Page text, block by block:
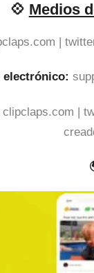
💠 Medios
|
clipclaps.com |